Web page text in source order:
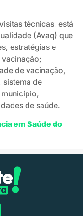
técnicas, está
(Avaq) que
estratégias e
de vacinação,
sistema de
de saúde.
em Saúde do